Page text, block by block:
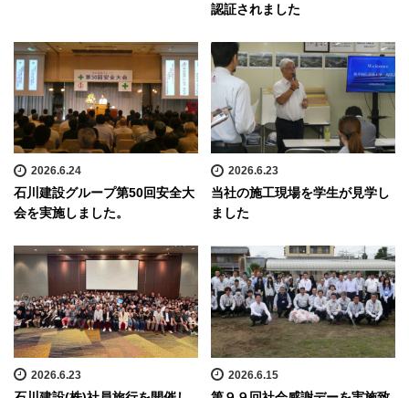
認証されました
2026.6.24
石川建設グループ第50回安全大
会を実施しました。
2026.6.23
当社の施工現場を学生が見学し
ました
2026.6.23 2026.6.15